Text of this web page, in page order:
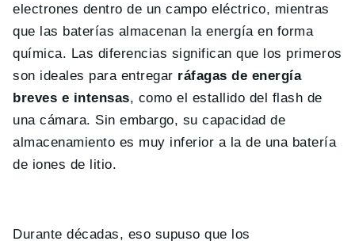
electrones dentro de un campo eléctrico, mientras
que las baterías almacenan la energía en forma
química. Las diferencias significan que los primeros
son ideales para entregar ráfagas de energía
breves e intensas, como el estallido del flash de
una cámara. Sin embargo, su capacidad de
almacenamiento es muy inferior a la de una batería
de iones de litio.
Durante décadas, eso supuso que los